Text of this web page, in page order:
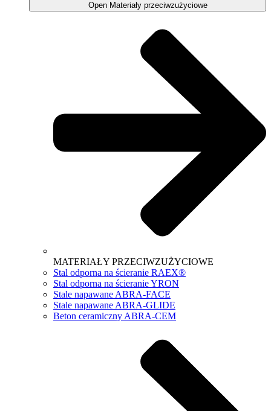
Open Materiały przeciwzużyciowe
MATERIAŁY PRZECIWZUŻYCIOWE
Stal odporna na ścieranie RAEX®
Stal odporna na ścieranie YRON
Stale napawane ABRA-FACE
Stale napawane ABRA-GLIDE
Beton ceramiczny ABRA-CEM